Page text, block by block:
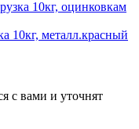
10кг, металл.красный
с вами и уточнят